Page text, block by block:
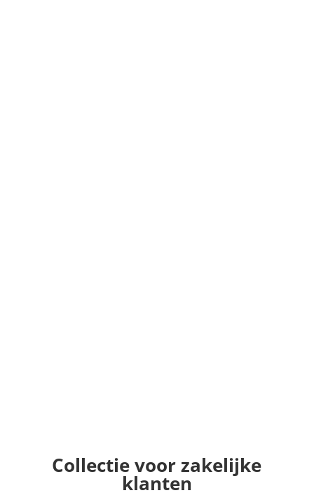
Collectie voor zakelijke
klanten